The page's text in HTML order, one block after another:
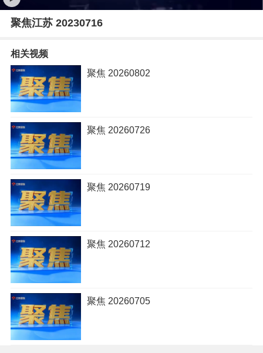
聚焦江苏 20230716
相关视频
聚焦 20260802
聚焦 20260726
聚焦 20260719
聚焦 20260712
聚焦 20260705